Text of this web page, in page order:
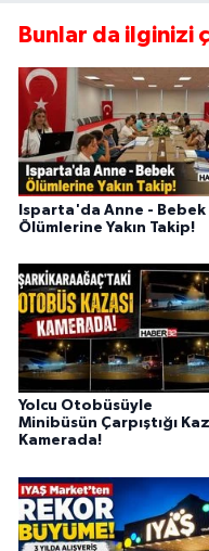
Bunlar da ilginizi
Isparta'da Anne - Bebek
Ölümlerine Yakın Takip!
Yolcu Otobüsüyle
Minibüsün Çarpıştığı
Kamerada!